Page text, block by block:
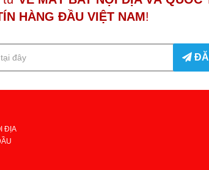
HÀNG ĐẦU VIỆT NAM!
ĐỊA